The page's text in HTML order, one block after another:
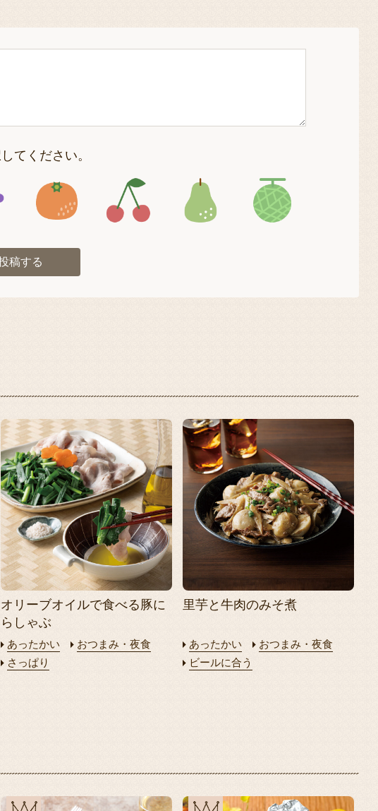
てください。
アイコン4 アイコン5 アイコン6 アイコン7
稿する
オリーブオイルで食べる豚に
らしゃぶ
あったかい
おつまみ・夜食
さっぱり
里芋と牛肉のみそ煮
あったかい
おつまみ・夜食
ビールに合う